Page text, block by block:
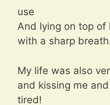
use
And lying on top of
with a sharp
My life was also
and kissing me
tired!